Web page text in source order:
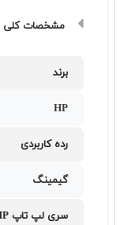
مشخصات کلی
برند
HP
رده کاربردی
گیمینگ
سری لپ تاپ HP